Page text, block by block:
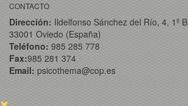
CONTACTO
Dirección: Ildelfonso Sánchez del Río, 4, 1º B
33001 Oviedo (España)
Teléfono: 985 285 778
Fax:985 281 374
Email: psicothema@cop.es